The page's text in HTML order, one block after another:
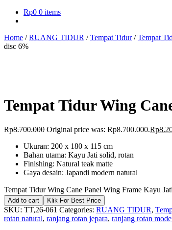
Rp0 0 items
Home /RUANG TIDUR /Tempat Tidur/Tempat
disc 6%
Tempat Tidur Wing
Rp8.700.000 Original price was: Rp8.700.000.Rp
Ukuran: 200 x 180 x 115 cm
Bahan utama: Kayu Jati solid, rotan
Finishing: Natural teak matte
Gaya desain: Japandi modern natural
Tempat Tidur Wing Cane Panel Wing Frame Kayu
Add to cart Klik For Best Price
SKU: TT,26-061 Categories: RUANG TIDUR,
rotan natural, ranjang rotan jepara, ranjang rotan